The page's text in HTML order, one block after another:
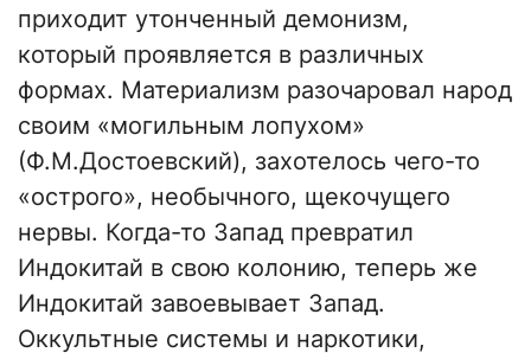
приходит утонченный демонизм,
который проявляется в различных
формах. Материализм разочаровал народ
своим «могильным лопухом»
(Ф.М.Достоевский), захотелось чего-то
«острого», необычного, щекочущего
нервы. Когда-то Запад превратил
Индокитай в свою колонию, теперь же
Индокитай завоевывает Запад.
Оккультные системы и наркотики,